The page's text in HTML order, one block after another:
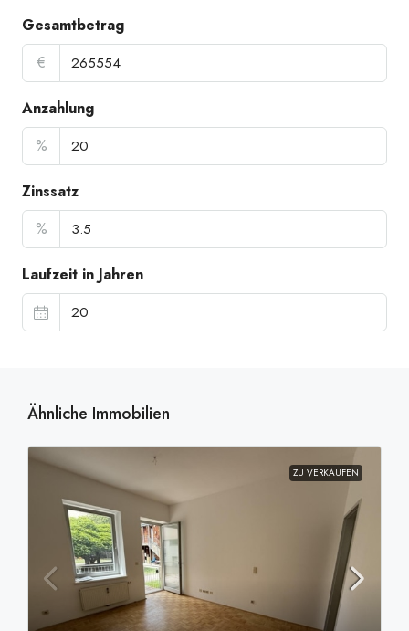
Gesamtbetrag
€
Anzahlung
%
Zinssatz
%
Laufzeit in Jahren
Ähnliche Immobilien
ZU VERKAUFEN